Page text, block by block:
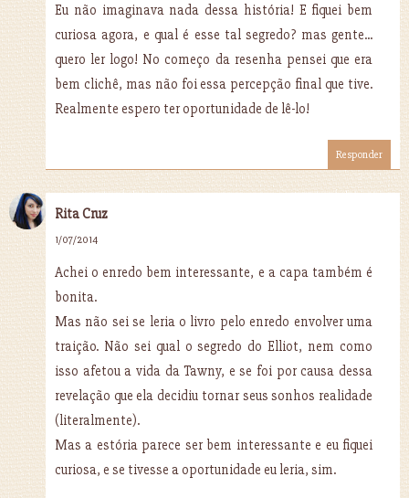
Eu não imaginava nada dessa história! E fiquei bem
curiosa agora, e qual é esse tal segredo? mas gente...
quero ler logo! No começo da resenha pensei que era
bem clichê, mas não foi essa percepção final que tive.
Realmente espero ter oportunidade de lê-lo!
Responder
Rita Cruz
1/07/2014
Achei o enredo bem interessante, e a capa também é
bonita.
Mas não sei se leria o livro pelo enredo envolver uma
traição. Não sei qual o segredo do Elliot, nem como
isso afetou a vida da Tawny, e se foi por causa dessa
revelação que ela decidiu tornar seus sonhos realidade
(literalmente).
Mas a estória parece ser bem interessante e eu fiquei
curiosa, e se tivesse a oportunidade eu leria, sim.